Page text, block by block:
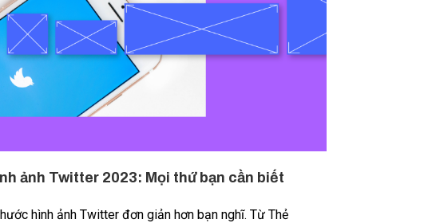
ảnh Twitter 2023: Mọi thứ bạn cần biết
hình ảnh Twitter đơn giản hơn bạn nghĩ. Từ Thẻ